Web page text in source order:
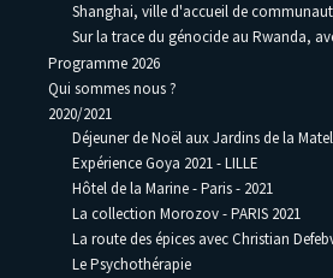
Shanghai, ville d'accueil de
Sur la trace du génocide au Rwanda,
Programme 2026
Qui sommes nous ?
2020/2021
Déjeuner de Noël aux Jardins de la
Expérience Goya 2021 - LILLE
Hôtel de la Marine - Paris - 2021
La collection Morozov - PARIS 2021
La route des épices avec Christian
Le Psychothérapie